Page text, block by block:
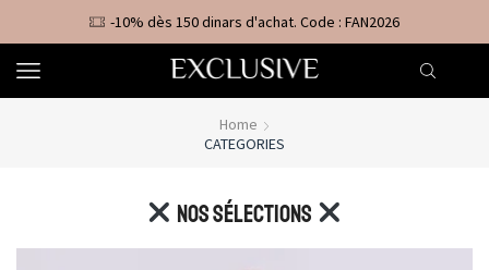
-10% dès 150 dinars d'achat. Code : FAN2026
Home
CATEGORIES
Nos sélections